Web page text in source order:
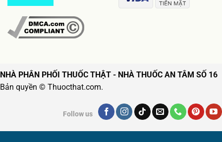
NHÀ PHÂN PHỐI THUỐC THẬT - NHÀ THUỐC AN TÂM SỐ 16
Bản quyền © Thuocthat.com.
Follow us